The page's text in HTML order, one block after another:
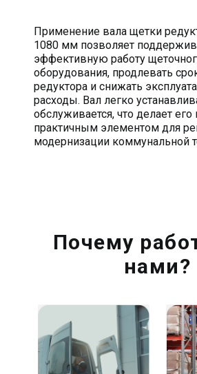
Применение вала щетки
1080 мм позволяет
эффективную работу
оборудования, продлевать
редуктора и снижать
расходы. Вал легко
обслуживается, что делает
практичным элементом для
модернизации коммунальной
Почему
нами?